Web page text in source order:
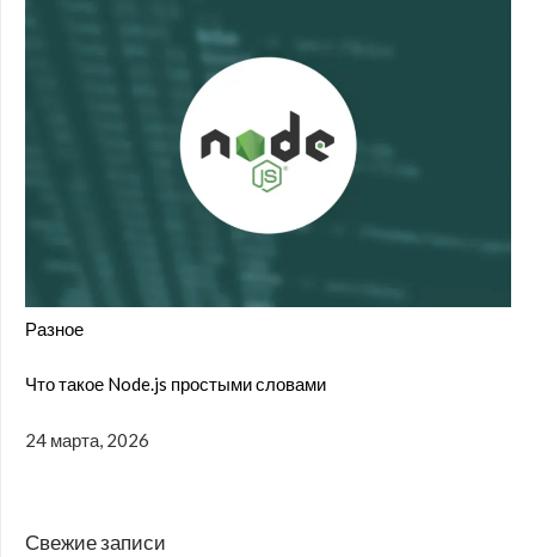
Разное
Что такое Node.js простыми словами
24 марта, 2026
Свежие записи